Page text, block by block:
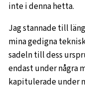
inte i denna hetta.
Jag stannade till
mina gedigna
sadeln till dess
endast under några
kapitulerade under